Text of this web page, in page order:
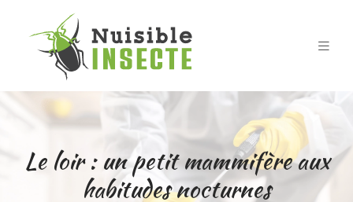
Le loir : un petit mammifère aux
habitudes nocturnes